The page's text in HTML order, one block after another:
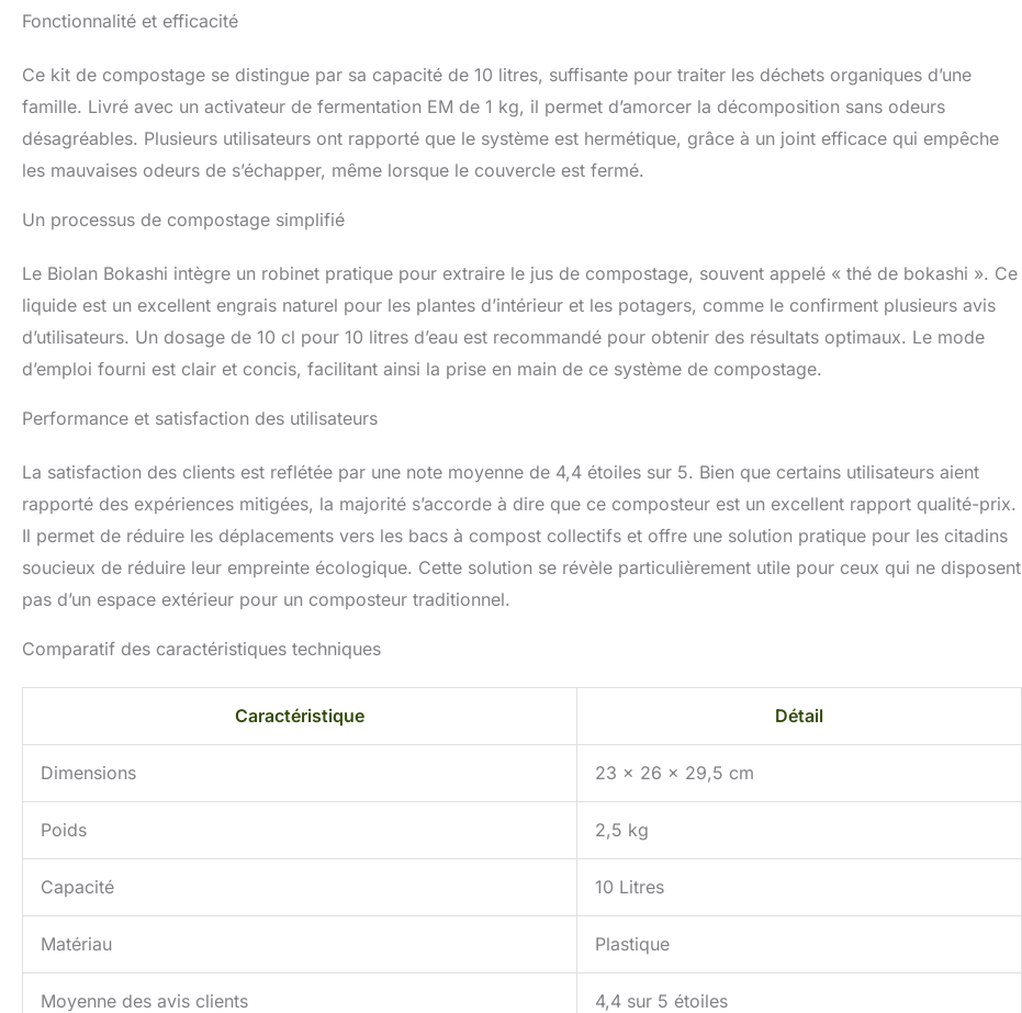
intermédiaires perforées, une plaque d'étanchéité et 1 kg de son Bokashi.
Dimensions : hauteur 29,5 cm, largeur 26 cm, profondeur 23 cm.
Fonctionnalité et efficacité
Ce kit de compostage se distingue par sa capacité de 10 litres, suffisante pour traiter les déchets organiques d’une
famille. Livré avec un activateur de fermentation EM de 1 kg, il permet d’amorcer la décomposition sans odeurs
désagréables. Plusieurs utilisateurs ont rapporté que le système est hermétique, grâce à un joint efficace qui empêche
les mauvaises odeurs de s’échapper, même lorsque le couvercle est fermé.
Un processus de compostage simplifié
Le Biolan Bokashi intègre un robinet pratique pour extraire le jus de compostage, souvent appelé « thé de bokashi ». Ce
liquide est un excellent engrais naturel pour les plantes d’intérieur et les potagers, comme le confirment plusieurs avis
d’utilisateurs. Un dosage de 10 cl pour 10 litres d’eau est recommandé pour obtenir des résultats optimaux. Le mode
d’emploi fourni est clair et concis, facilitant ainsi la prise en main de ce système de compostage.
Performance et satisfaction des utilisateurs
La satisfaction des clients est reflétée par une note moyenne de 4,4 étoiles sur 5. Bien que certains utilisateurs aient
rapporté des expériences mitigées, la majorité s’accorde à dire que ce composteur est un excellent rapport qualité-prix.
Il permet de réduire les déplacements vers les bacs à compost collectifs et offre une solution pratique pour les citadins
soucieux de réduire leur empreinte écologique. Cette solution se révèle particulièrement utile pour ceux qui ne disposent
pas d’un espace extérieur pour un composteur traditionnel.
Comparatif des caractéristiques techniques
Caractéristique Détail
Dimensions 23 x 26 x 29,5 cm
Poids 2,5 kg
Capacité 10 Litres
Matériau Plastique
Moyenne des avis clients 4,4 sur 5 étoiles